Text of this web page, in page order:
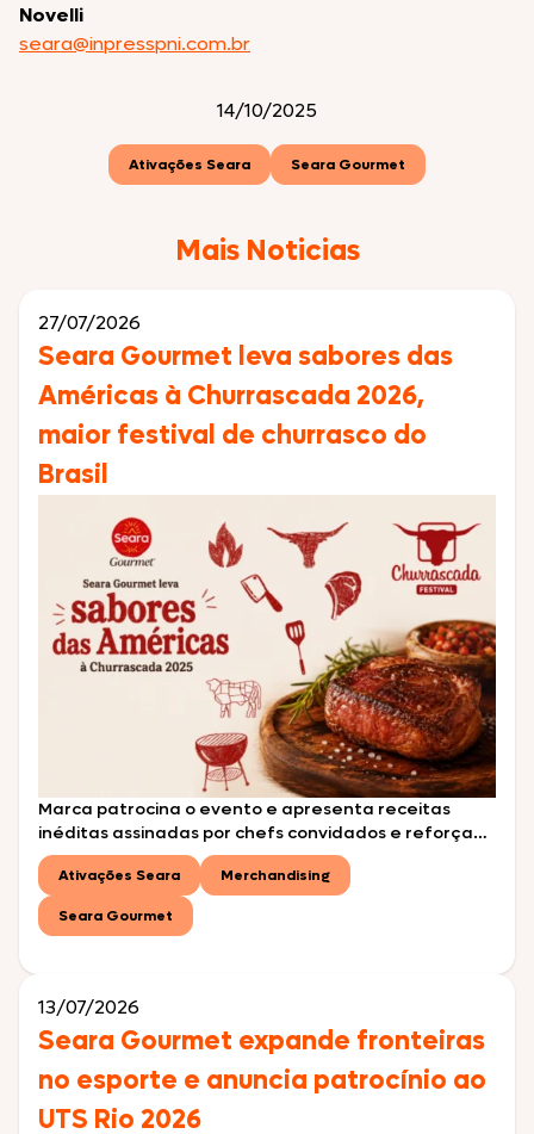
Novelli
seara@inpresspni.com.br
14/10/2025
Ativações Seara Seara Gourmet
Mais Noticias
27/07/2026
Seara Gourmet leva sabores das
Américas à Churrascada 2026,
maior festival de churrasco do
Brasil
Marca patrocina o evento e apresenta receitas
inéditas assinadas por chefs convidados e reforça
sua conexão com o universo do churrasco premium
durante o maior festival de churrasco do Brasil A
Seara Gourmet marca presença na Churrascada
2026, o maior festival de churrasco do Brasil, levando
Ativações Seara Merchandising
Seara Gourmet
13/07/2026
Seara Gourmet expande fronteiras
no esporte e anuncia patrocínio ao
UTS Rio 2026